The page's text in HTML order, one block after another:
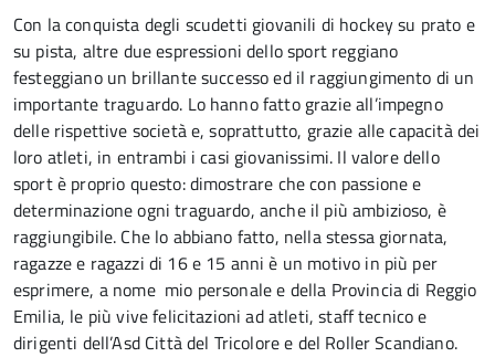
Con la conquista degli scudetti giovanili di hockey su prato e
su pista, altre due espressioni dello sport reggiano
festeggiano un brillante successo ed il raggiungimento di un
importante traguardo. Lo hanno fatto grazie all’impegno
delle rispettive società e, soprattutto, grazie alle capacità dei
loro atleti, in entrambi i casi giovanissimi. Il valore dello
sport è proprio questo: dimostrare che con passione e
determinazione ogni traguardo, anche il più ambizioso, è
raggiungibile. Che lo abbiano fatto, nella stessa giornata,
ragazze e ragazzi di 16 e 15 anni è un motivo in più per
esprimere, a nome mio personale e della Provincia di Reggio
Emilia, le più vive felicitazioni ad atleti, staff tecnico e
dirigenti dell’Asd Città del Tricolore e del Roller Scandiano.